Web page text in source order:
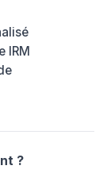
IRM
?